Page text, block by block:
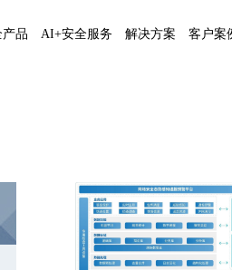
品 AI+安全服务 解决方案 客户案